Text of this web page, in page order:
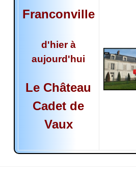
Franconville
d'hier à
aujourd'hui
Le Château
Cadet de
Vaux